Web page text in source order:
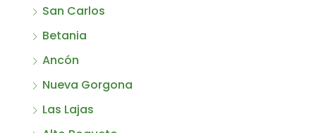
San Carlos
Betania
Ancón
Nueva Gorgona
Las Lajas